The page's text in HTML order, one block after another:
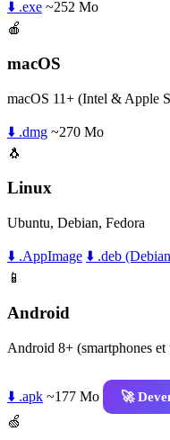
⬇️ .exe ~252 Mo
🍎
macOS
macOS 11+ (Intel & Apple
⬇️ .dmg ~270 Mo
🐧
Linux
Ubuntu, Debian, Fedora
⬇️ .AppImage ⬇️ .deb
📱
Android
Android 8+ (smartphones et
⬇️ .apk ~177 Mo
🚀
🍏